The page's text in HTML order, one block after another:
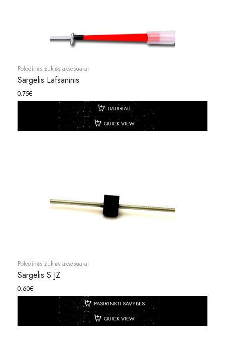
Poledinės žuklės aksesuarai
Sargelis Lafsaninis
0.75€
DAUGIAU
QUICK VIEW
Poledinės žuklės aksesuarai
Sargelis S JZ
0.60€
PASIRINKTI SAVYBES
QUICK VIEW